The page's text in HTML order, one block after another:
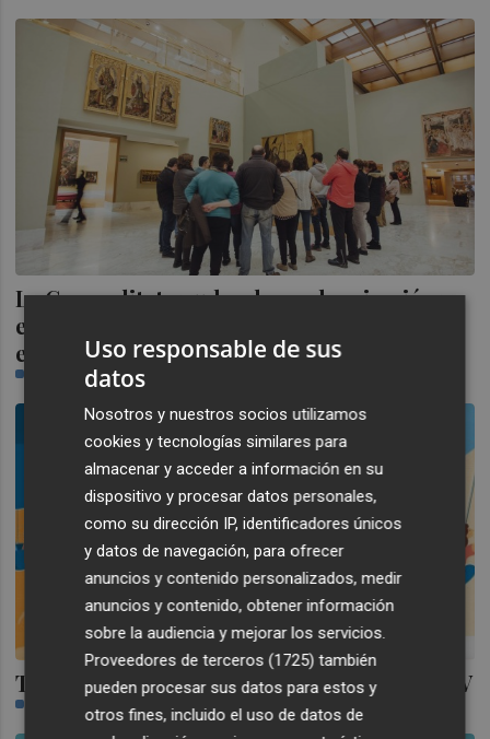
La Generalitat ayuda a la modernización y
equipamiento de los museos con 700.000
euros
CASTELLÓN PLAZA
Tania Vicedo firma la nueva imagen de APIV
Uso responsable de sus
datos
Nosotros y nuestros socios utilizamos
cookies y tecnologías similares para
almacenar y acceder a información en su
dispositivo y procesar datos personales,
como su dirección IP, identificadores únicos
y datos de navegación, para ofrecer
anuncios y contenido personalizados, medir
anuncios y contenido, obtener información
sobre la audiencia y mejorar los servicios.
Proveedores de terceros (1725) también
pueden procesar sus datos para estos y
otros fines, incluido el uso de datos de